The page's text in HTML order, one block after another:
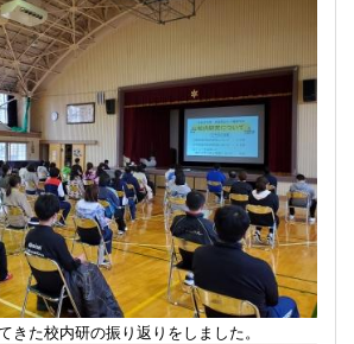
きた校内研の振り返りをしました。